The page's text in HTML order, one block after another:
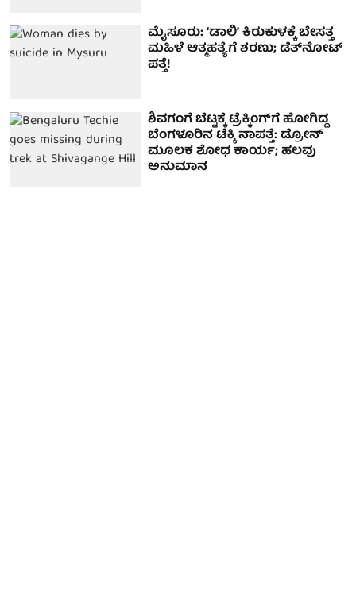
ಮೈಸೂರು: ʻಡಾಲಿʼ ಕಿರುಕುಳಕ್ಕೆ ಬೇಸತ್ತ
ಮಹಿಳೆ ಆತ್ಮಹತ್ಯೆಗೆ ಶರಣು; ಡೆತ್‌ನೋಟ್‌
ಪತ್ತೆ!
ಶಿವಗಂಗೆ ಬೆಟ್ಟಕ್ಕೆ ಟ್ರೆಕ್ಕಿಂಗ್‌ಗೆ ಹೋಗಿದ್ದ
ಬೆಂಗಳೂರಿನ ಟೆಕ್ಕಿ ನಾಪತ್ತೆ: ಡ್ರೋನ್
ಮೂಲಕ ಶೋಧ ಕಾರ್ಯ; ಹಲವು
ಅನುಮಾನ